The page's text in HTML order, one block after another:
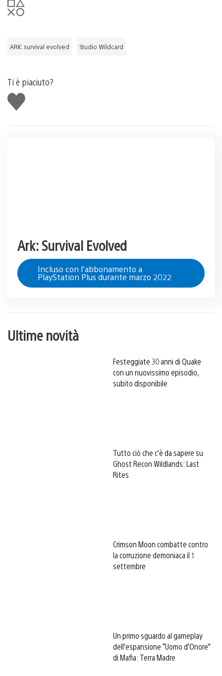
ARK: survival evolved Studio Wildcard
Ti è piaciuto?
Mi
piace
Ark: Survival Evolved
Incluso con l'abbonamento a
PlayStation Plus durante marzo 2022
Ultime novità
Festeggiate 30 anni di Quake
con un nuovissimo episodio,
subito disponibile
Tutto ciò che c’è da sapere su
Ghost Recon Wildlands: Last
Rites
Crimson Moon combatte contro
la corruzione demoniaca il 1
settembre
Un primo sguardo al gameplay
dell’espansione “Uomo d’Onore”
di Mafia: Terra Madre